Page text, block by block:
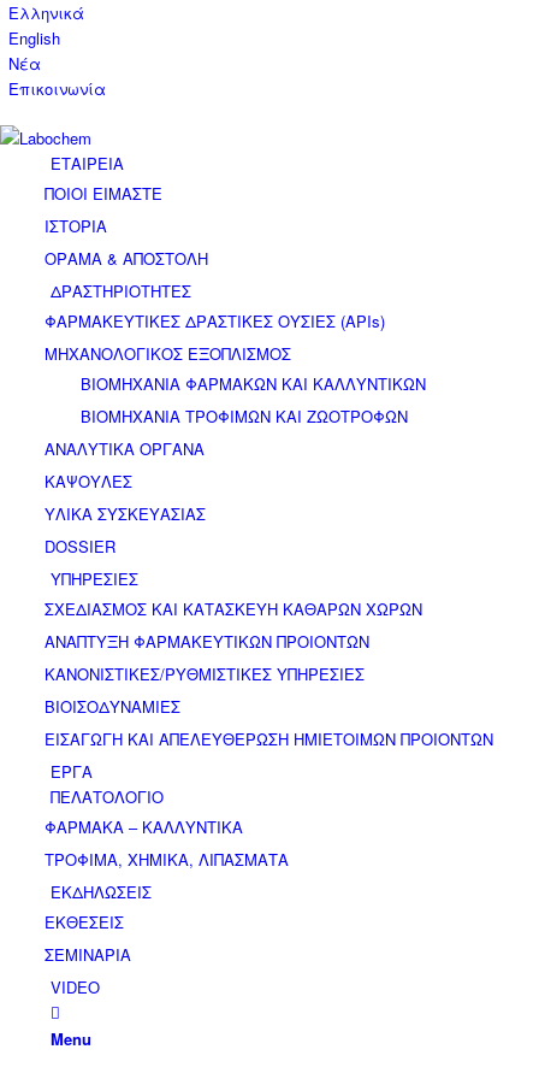
Ελληνικά
English
Νέα
Επικοινωνία
ΕΤΑΙΡΕΙΑ
ΠΟΙΟΙ ΕΙΜΑΣΤΕ
ΙΣΤΟΡΙΑ
ΟΡΑΜΑ & ΑΠΟΣΤΟΛΗ
ΔΡΑΣΤΗΡΙΟΤΗΤΕΣ
ΦΑΡΜΑΚΕΥΤΙΚΕΣ ΔΡΑΣΤΙΚΕΣ ΟΥΣΙΕΣ (APIs)
ΜΗΧΑΝΟΛΟΓΙΚΟΣ ΕΞΟΠΛΙΣΜΟΣ
ΒΙΟΜΗΧΑΝΙΑ ΦΑΡΜΑΚΩΝ ΚΑΙ ΚΑΛΛΥΝΤΙΚΩΝ
ΒΙΟΜΗΧΑΝΙΑ ΤΡΟΦΙΜΩΝ ΚΑΙ ΖΩΟΤΡΟΦΩΝ
ΑΝΑΛΥΤΙΚΑ ΟΡΓΑΝΑ
ΚΑΨΟΥΛΕΣ
ΥΛΙΚΑ ΣΥΣΚΕΥΑΣΙΑΣ
DOSSIER
ΥΠΗΡΕΣΙΕΣ
ΣΧΕΔΙΑΣΜΟΣ ΚΑΙ ΚΑΤΑΣΚΕΥΗ ΚΑΘΑΡΩΝ ΧΩΡΩΝ
ΑΝΑΠΤΥΞΗ ΦΑΡΜΑΚΕΥΤΙΚΩΝ ΠΡΟΙΟΝΤΩΝ
ΚΑΝΟΝΙΣΤΙΚΕΣ/ΡΥΘΜΙΣΤΙΚΕΣ ΥΠΗΡΕΣΙΕΣ
ΒΙΟΙΣΟΔΥΝΑΜΙΕΣ
ΕΙΣΑΓΩΓΗ ΚΑΙ ΑΠΕΛΕΥΘΕΡΩΣΗ ΗΜΙΕΤΟΙΜΩΝ ΠΡΟΙΟΝΤΩΝ
ΕΡΓΑ
ΠΕΛΑΤΟΛΟΓΙΟ
ΦΑΡΜΑΚΑ – ΚΑΛΛΥΝΤΙΚΑ
ΤΡΟΦΙΜΑ, ΧΗΜΙΚΑ, ΛΙΠΑΣΜΑΤΑ
ΕΚΔΗΛΩΣΕΙΣ
ΕΚΘΕΣΕΙΣ
ΣΕΜΙΝΑΡΙΑ
VIDEO
Menu